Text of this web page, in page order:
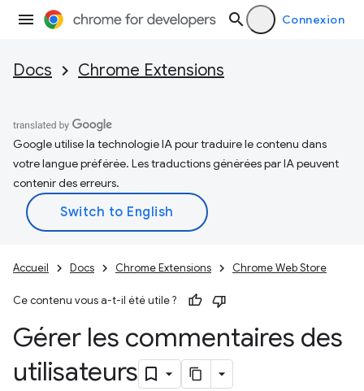
Connexion
Docs Chrome Extensions
Google utilise la technologie IA pour traduire le contenu dans
votre langue préférée. Les traductions générées par IA peuvent
contenir des erreurs.
Accueil Docs Chrome Extensions Chrome Web Store
Ce contenu vous a-t-il été utile ?
Gérer les commentaires des
utilisateurs